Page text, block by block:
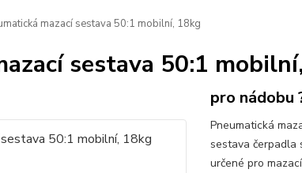
mazací sestava 50:1 mobilní, 18kg
sestava 50:1
pro nádobu
Pneumatická
sestava čerpadla
určené pro